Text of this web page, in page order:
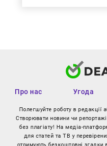
Про нас Угода
Полегшуйте роботу в редакції
Створювати новини чи
без плагіату! На медіа-
для статей та ТВ у